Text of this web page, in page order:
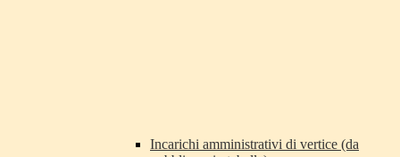
Incarichi amministrativi di vertice (da